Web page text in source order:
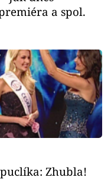
a spol.
puclíka: Zhubla!